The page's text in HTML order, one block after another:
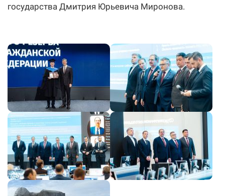
государства Дмитрия Юрьевича Миронова.